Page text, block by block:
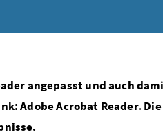
angepasst und auch
Adobe Acrobat Reader. Die